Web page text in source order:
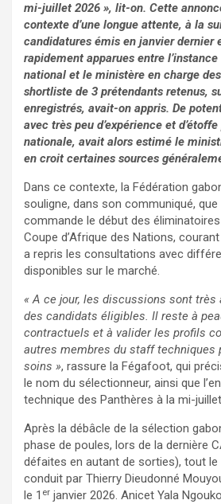
mi-juillet 2026 », lit-on. Cette
contexte d’une longue attente, à la
candidatures émis en janvier dernier
rapidement apparues entre
national et le ministère en charge
shortliste de 3 prétendants retenus,
enregistrés, avait-on appris. De
avec très peu d’expérience et
nationale, avait alors estimé le
en croit certaines sources
Dans ce contexte, la Fédération
souligne, dans son communiqué, que
commande le début des
Coupe d’Afrique des Nations,
a repris les consultations avec
disponibles sur le marché.
« A ce jour, les discussions sont très
des candidats éligibles. Il reste à
contractuels et à valider les profils
autres membres du staff techniques
soins », rassure la Fégafoot, qui
le nom du sélectionneur, ainsi que
technique des Panthères à la mi-
Après la débâcle de la sélection
phase de poules, lors de la dernière
défaites en autant de sorties), tout
conduit par Thierry Dieudonné
le 1 er janvier 2026. Anicet Yala